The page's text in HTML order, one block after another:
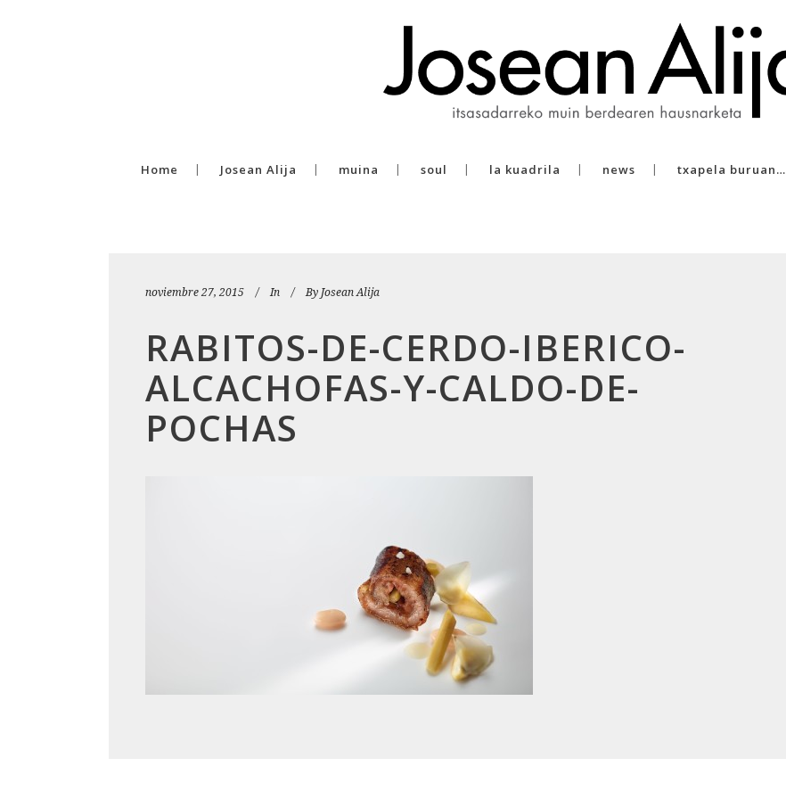
Home Josean Alija muina soul la kuadrila news txapela buruan…
noviembre 27, 2015 In By Josean Alija
RABITOS-DE-CERDO-IBERICO-
ALCACHOFAS-Y-CALDO-DE-
POCHAS